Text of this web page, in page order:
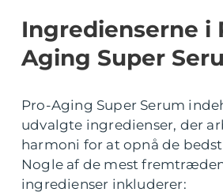
Ingredienserne i
Aging Super
Pro-Aging Super Serum
udvalgte ingredienser, der
harmoni for at opnå de
Nogle af de mest
ingredienser inkluderer: